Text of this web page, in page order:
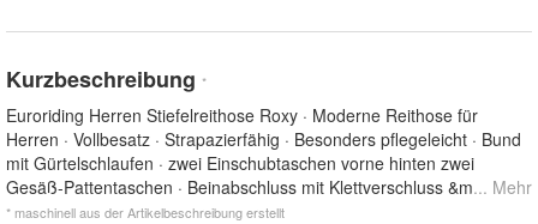
Kurzbeschreibung *
Euroriding Herren Stiefelreithose Roxy · Moderne Reithose für
Herren · Vollbesatz · Strapazierfähig · Besonders pflegeleicht · Bund
mit Gürtelschlaufen · zwei Einschubtaschen vorne hinten zwei
Gesäß-Pattentaschen · Beinabschluss mit Klettverschluss &m... Mehr
* maschinell aus der Artikelbeschreibung erstellt